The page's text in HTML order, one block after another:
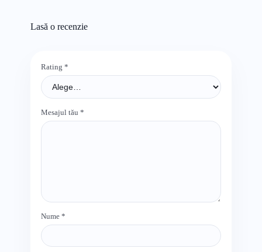
Lasă o recenzie
Rating *
Mesajul tău *
Nume *